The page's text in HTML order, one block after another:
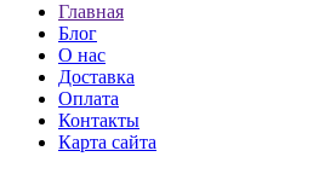
Главная
Блог
О нас
Доставка
Оплата
Контакты
Карта сайта